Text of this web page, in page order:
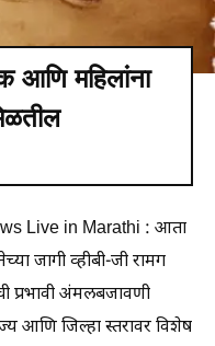
आणि महिलांना
Live in Marathi : आता
जागी व्हीबी-जी रामग
प्रभावी अंमलबजावणी
आणि जिल्हा स्तरावर विशेष